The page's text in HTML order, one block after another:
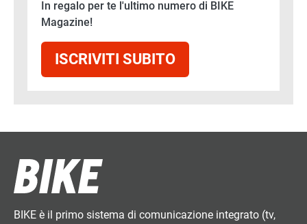
In regalo per te l'ultimo numero di BIKE
Magazine!
ISCRIVITI SUBITO
BIKE è il primo sistema di comunicazione integrato (tv,